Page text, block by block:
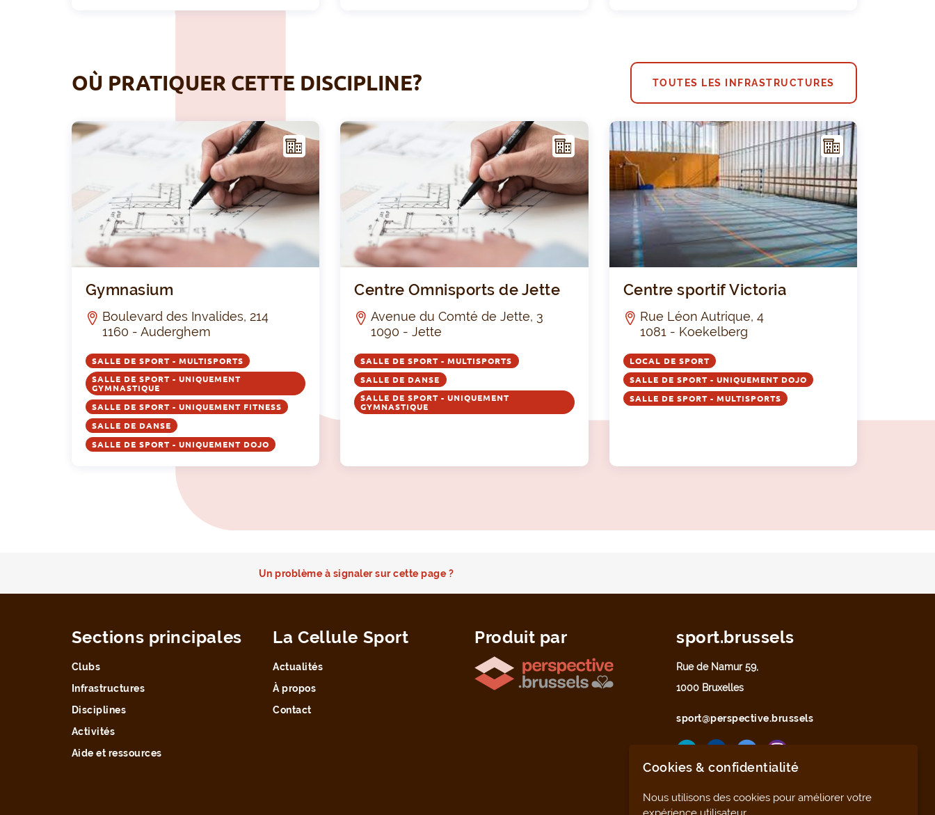
OÙ PRATIQUER CETTE DISCIPLINE? TOUTES LES INFRASTRUCTURES
NFR
AST
RUC
Gymnasium
Boulevard des Invalides, 214
1160 - Auderghem
SALLE DE SPORT - MULTISPORTS
SALLE DE SPORT - UNIQUEMENT
GYMNASTIQUE
SALLE DE SPORT - UNIQUEMENT FITNESS
SALLE DE DANSE
SALLE DE SPORT - UNIQUEMENT DOJO
NFR
AST
RUC
Centre Omnisports de Jette
Avenue du Comté de Jette, 3
1090 - Jette
SALLE DE SPORT - MULTISPORTS
SALLE DE DANSE
SALLE DE SPORT - UNIQUEMENT
GYMNASTIQUE
NFR
AST
RUC
TUR
E
Centre sportif Victoria
Rue Léon Autrique, 4
1081 - Koekelberg
LOCAL DE SPORT
SALLE DE SPORT - UNIQUEMENT DOJO
SALLE DE SPORT - MULTISPORTS
Un problème à signaler sur cette page ?
Sections principales
Clubs
Infrastructures
Disciplines
Activités
Aide et ressources
La Cellule Sport
Actualités
À propos
Contact
Produit par sport.brussels
Rue de Namur 59,
1000 Bruxelles
sport@perspective.brussels
Cookies & confidentialité
Nous utilisons des cookies pour améliorer votre